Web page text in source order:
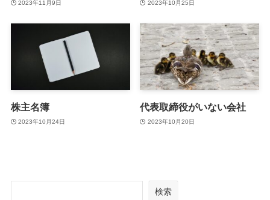
2023年11月9日 2023年10月25日
株主名簿
2023年10月24日
代表取締役がいない会社
2023年10月20日
検索